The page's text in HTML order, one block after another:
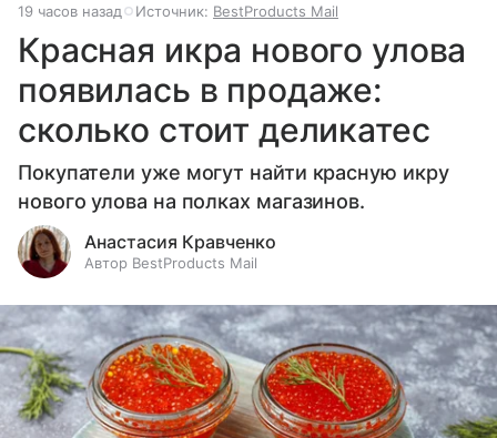
19 часов назад Источник: BestProducts Mail
Красная икра нового улова
появилась в продаже:
сколько стоит деликатес
Покупатели уже могут найти красную икру
нового улова на полках магазинов.
Анастасия Кравченко
Автор BestProducts Mail